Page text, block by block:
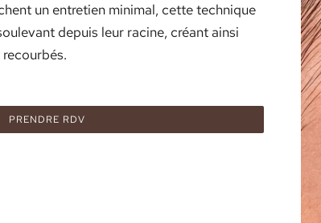
un entretien minimal, cette technique
depuis leur racine, créant ainsi
PRENDRE RDV